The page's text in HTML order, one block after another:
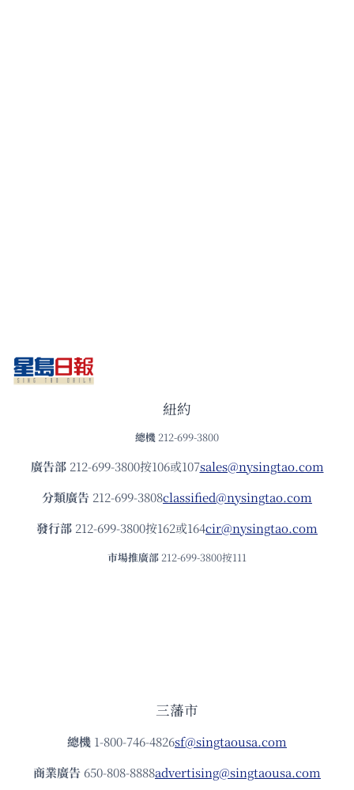
紐約
總機 212-699-3800
廣告部212-699-3800按106或107sales@nysingtao.com
分類廣告 212-699-3808classified@nysingtao.com
發⾏部 212-699-3800按162或164cir@nysingtao.com
市場推廣部 212-699-3800按111
三藩市
總機 1-800-746-4826sf@singtaousa.com
商業廣告 650-808-8888advertising@singtaousa.com